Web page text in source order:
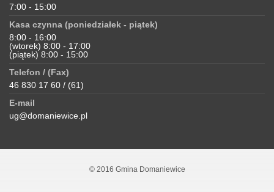
7:00 - 15:00
Kasa czynna (poniedziałek - piątek)
8:00 - 16:00
(wtorek) 8:00 - 17:00
(piątek) 8:00 - 15:00
Telefon / (Fax)
46 830 17 60 / (61)
E-mail
ug@domaniewice.pl
© 2016 Gmina Domaniewice